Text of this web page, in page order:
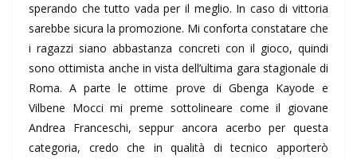
sperando che tutto vada per il meglio. In caso di vittoria
sarebbe sicura la promozione. Mi conforta constatare che
i ragazzi siano abbastanza concreti con il gioco, quindi
sono ottimista anche in vista dell’ultima gara stagionale di
Roma. A parte le ottime prove di Gbenga Kayode e
Vilbene Mocci mi preme sottolineare come il giovane
Andrea Franceschi, seppur ancora acerbo per questa
categoria, credo che in qualità di tecnico apporterò